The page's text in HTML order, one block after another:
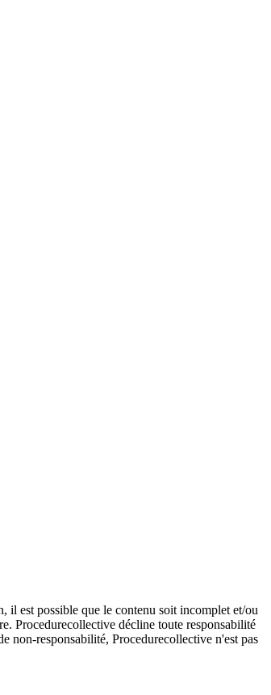
il est possible que le contenu soit incomplet et/ou
Procedurecollective décline toute responsabilité
non-responsabilité, Procedurecollective n'est pas